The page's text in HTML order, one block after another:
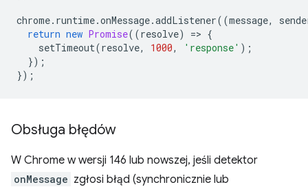
chrome. runtime.onMessage.addListener((message,
return new Promise((resolve) => {
setTimeout(resolve, 1000, 'response' );
});
});
Obsługa błędów
W Chrome w wersji 146 lub nowszej, jeśli detektor
onMessage zgłosi błąd (synchronicznie lub